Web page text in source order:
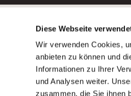
Diese Webseite
Wir verwenden Cookies,
anbieten zu können und
Informationen zu Ihrer
und Analysen weiter.
zusammen, die Sie ihnen
GmbH
des AWO
e.V.)
Bewerbung